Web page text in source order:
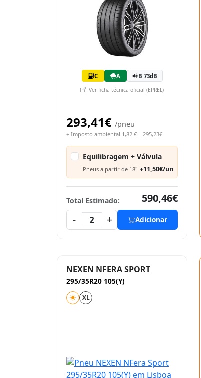
C A B 73dB
Ver ficha técnica oficial (EPREL)
293,41€ /pneu
+ Imposto ambiental 1,82 € = 295,23€
Equilibragem + Válvula
Pneus a partir de 18" +11,50€/un
Total Estimado:
590,46€
-
2 + Adicionar
NEXEN NFERA SPORT
295/35R20 105(Y)
XL